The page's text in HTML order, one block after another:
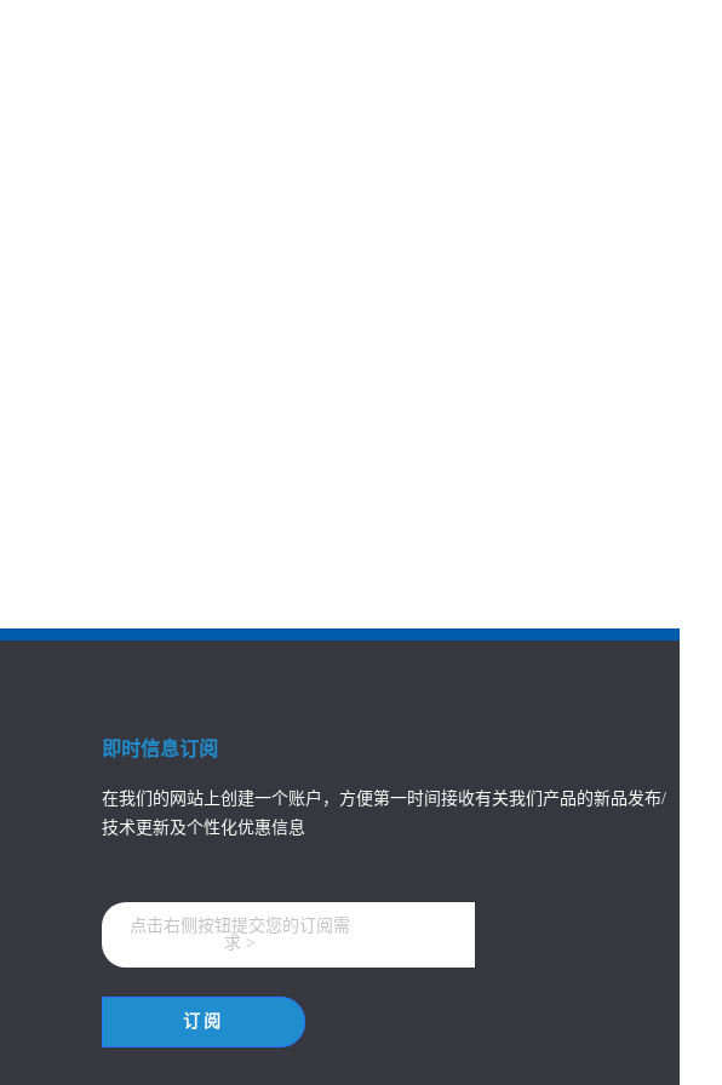
即时信息订阅
在我们的网站上创建一个账户，方便第一时间接收有关我们产品的新品发布/
技术更新及个性化优惠信息
点击右侧按钮提交您的订阅需
求 >
订阅